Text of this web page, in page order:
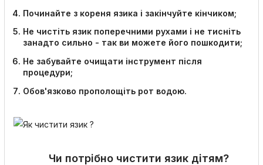
Починайте з кореня язика і закінчуйте кінчиком;
Не чистіть язик поперечними рухами і не тисніть
занадто сильно - так ви можете його пошкодити;
Не забувайте очищати інструмент після
процедури;
Обов'язково прополощіть рот водою.
Чи потрібно чистити язик дітям?